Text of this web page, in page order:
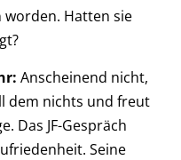
Hatten sie
Anscheinend nicht,
dem nichts und freut
Das JF-Gespräch
Seine